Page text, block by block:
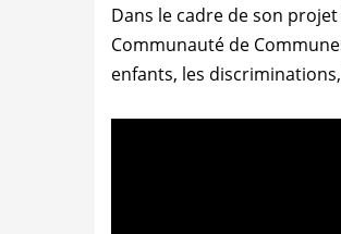
Dans le cadre de son
Communauté de
enfants, les